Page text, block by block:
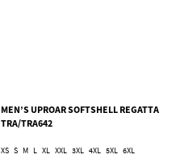
MEN’S UPROAR SOFTSHELL REGATTA
TRA/TRA642
XS S M L XL XXL 3XL 4XL 5XL 6XL